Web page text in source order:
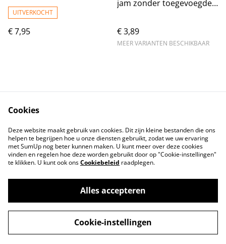
UITVERKOCHT
€ 7,95
jam zonder toegevoegde
€ 3,89
MEER VARIANTEN BESCHIKBAAR
Contact
Voorwaarden
Privacybeleid
Cookiebeleid
©2026Tindahan Reform
powered by
Cookies
Deze website maakt gebruik van cookies. Dit zijn kleine bestanden die ons
helpen te begrijpen hoe u onze diensten gebruikt, zodat we uw ervaring
met SumUp nog beter kunnen maken. U kunt meer over deze cookies
vinden en regelen hoe deze worden gebruikt door op "Cookie-instellingen"
te klikken. U kunt ook onsCookiebeleid raadplegen.
Alles accepteren
Cookie-instellingen